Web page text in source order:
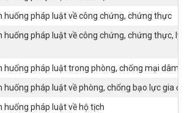
huống pháp luật về công chứng, chứng thực
huống pháp luật về công chứng, chứng thực, lý
huống pháp luật trong phòng, chống mại dâm
huống pháp luật về phòng, chống bạo lực gia
huống pháp luật về hộ tịch